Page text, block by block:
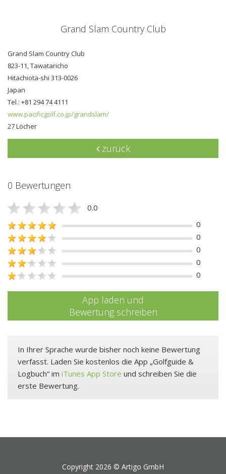
Grand Slam Country Club
Grand Slam Country Club
823-11, Tawataricho
Hitachiota-shi 313-0026
Japan
Tel.: +81 294 74 4111
www.pacificgolf.co.jp/grandslam/
27 Löcher
zurück
0 Bewertungen
0.0
0
0
0
0
0
App laden und
Bewertung schreiben
In Ihrer Sprache wurde bisher noch keine Bewertung
verfasst. Laden Sie kostenlos die App „Golfguide &
Logbuch“ im iTunes App Store und schreiben Sie die
erste Bewertung.
Copyright 2026 © Artigo GmbH